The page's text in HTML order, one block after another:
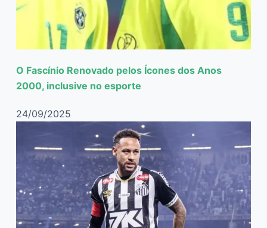
O Fascínio Renovado pelos Ícones dos Anos
2000, inclusive no esporte
24/09/2025